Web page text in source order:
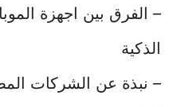
– الفرق بين اجهزة
الذكية
– نبذة عن الشركات